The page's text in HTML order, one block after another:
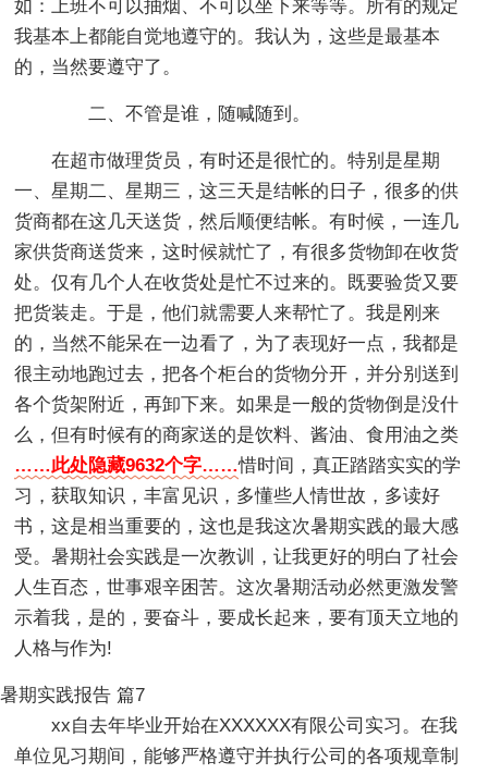
如：上班不可以抽烟、不可以坐下来等等。所有的规定
我基本上都能自觉地遵守的。我认为，这些是最基本
的，当然要遵守了。
二、不管是谁，随喊随到。
在超市做理货员，有时还是很忙的。特别是星期
一、星期二、星期三，这三天是结帐的日子，很多的供
货商都在这几天送货，然后顺便结帐。有时候，一连几
家供货商送货来，这时候就忙了，有很多货物卸在收货
处。仅有几个人在收货处是忙不过来的。既要验货又要
把货装走。于是，他们就需要人来帮忙了。我是刚来
的，当然不能呆在一边看了，为了表现好一点，我都是
很主动地跑过去，把各个柜台的货物分开，并分别送到
各个货架附近，再卸下来。如果是一般的货物倒是没什
么，但有时候有的商家送的是饮料、酱油、食用油之类
……此处隐藏9632个字……惜时间，真正踏踏实实的学
习，获取知识，丰富见识，多懂些人情世故，多读好
书，这是相当重要的，这也是我这次暑期实践的最大感
受。暑期社会实践是一次教训，让我更好的明白了社会
人生百态，世事艰辛困苦。这次暑期活动必然更激发警
示着我，是的，要奋斗，要成长起来，要有顶天立地的
人格与作为!
暑期实践报告 篇7
xx自去年毕业开始在XXXXXX有限公司实习。在我
单位见习期间，能够严格遵守并执行公司的各项规章制